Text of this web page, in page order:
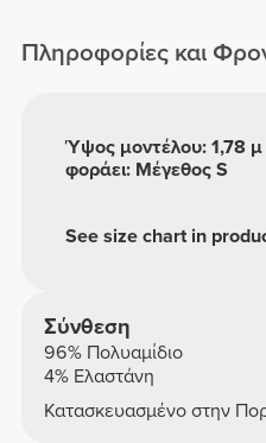
Πληροφορίες και
See size chart in
Ύψος μοντέλου: 1,78
φοράει: Μέγεθος S
Σύνθεση
96% Πολυαμίδιο
4% Ελαστάνη
Κατασκευασμένο στην